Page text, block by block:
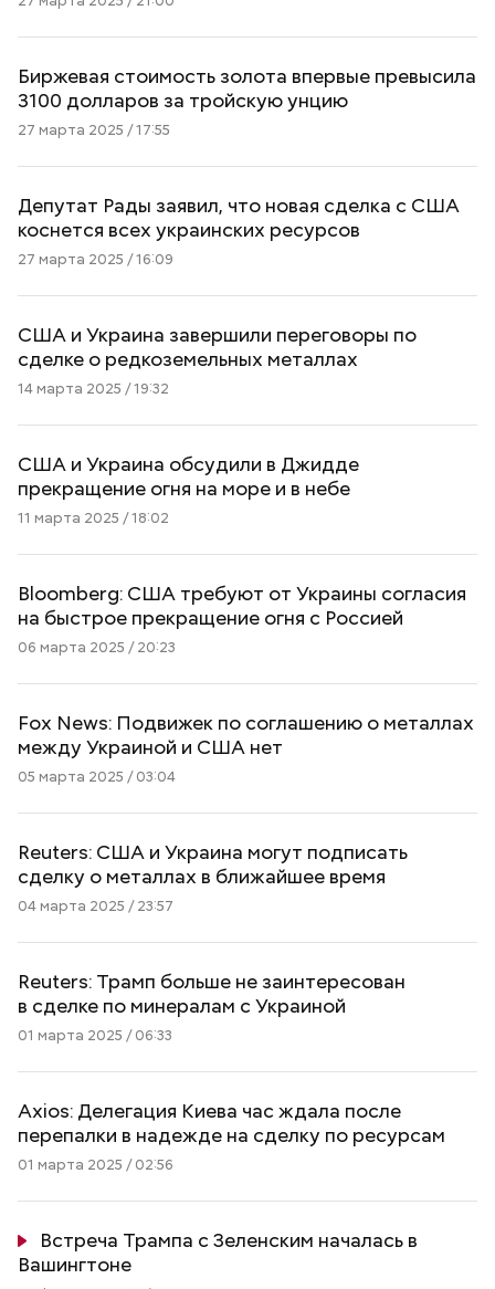
Биржевая стоимость золота впервые превысила
3100 долларов за тройскую унцию
27 марта 2025 / 17:55
Депутат Рады заявил, что новая сделка с США
коснется всех украинских ресурсов
27 марта 2025 / 16:09
США и Украина завершили переговоры по
сделке о редкоземельных металлах
14 марта 2025 / 19:32
США и Украина обсудили в Джидде
прекращение огня на море и в небе
11 марта 2025 / 18:02
Bloomberg: США требуют от Украины согласия
на быстрое прекращение огня с Россией
06 марта 2025 / 20:23
Fox News: Подвижек по соглашению о металлах
между Украиной и США нет
05 марта 2025 / 03:04
Reuters: США и Украина могут подписать
сделку о металлах в ближайшее время
04 марта 2025 / 23:57
Reuters: Трамп больше не заинтересован
в сделке по минералам с Украиной
01 марта 2025 / 06:33
Axios: Делегация Киева час ждала после
перепалки в надежде на сделку по ресурсам
01 марта 2025 / 02:56
Встреча Трампа с Зеленским началась в
Вашингтоне